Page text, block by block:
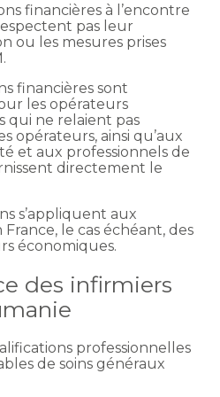
financières à l’encontre
pas leur
ou les mesures prises
financières sont
les opérateurs
qui ne relaient pas
opérateurs, ainsi qu’aux
et aux professionnels de
directement le
s’appliquent aux
le cas échéant, des
économiques.
des infirmiers
professionnelles
de soins généraux